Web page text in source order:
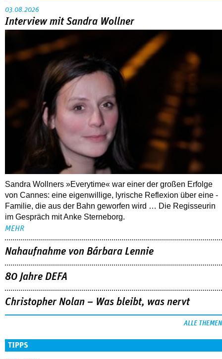
03.08.2026
Interview mit Sandra Wollner
Sandra Wollners »Everytime« war einer der großen Erfolge
von Cannes: eine eigenwillige, lyrische Reflexion über eine ­
Familie, die aus der Bahn geworfen wird … Die Regisseurin
im Gespräch mit Anke Sterneborg.
MEHR
Nahaufnahme von Bárbara Lennie
80 Jahre DEFA
Christopher Nolan – Was bleibt, was nervt
ALLE THEMEN
TIPPS